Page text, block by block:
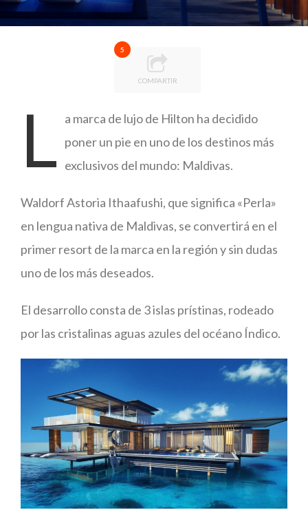
5
COMPARTIR
L a marca de lujo de Hilton ha decidido
poner un pie en uno de los destinos más
exclusivos del mundo: Maldivas.
Waldorf Astoria Ithaafushi, que significa «Perla»
en lengua nativa de Maldivas, se convertirá en el
primer resort de la marca en la región y sin dudas
uno de los más deseados.
El desarrollo consta de 3 islas prístinas, rodeado
por las cristalinas aguas azules del océano Índico.